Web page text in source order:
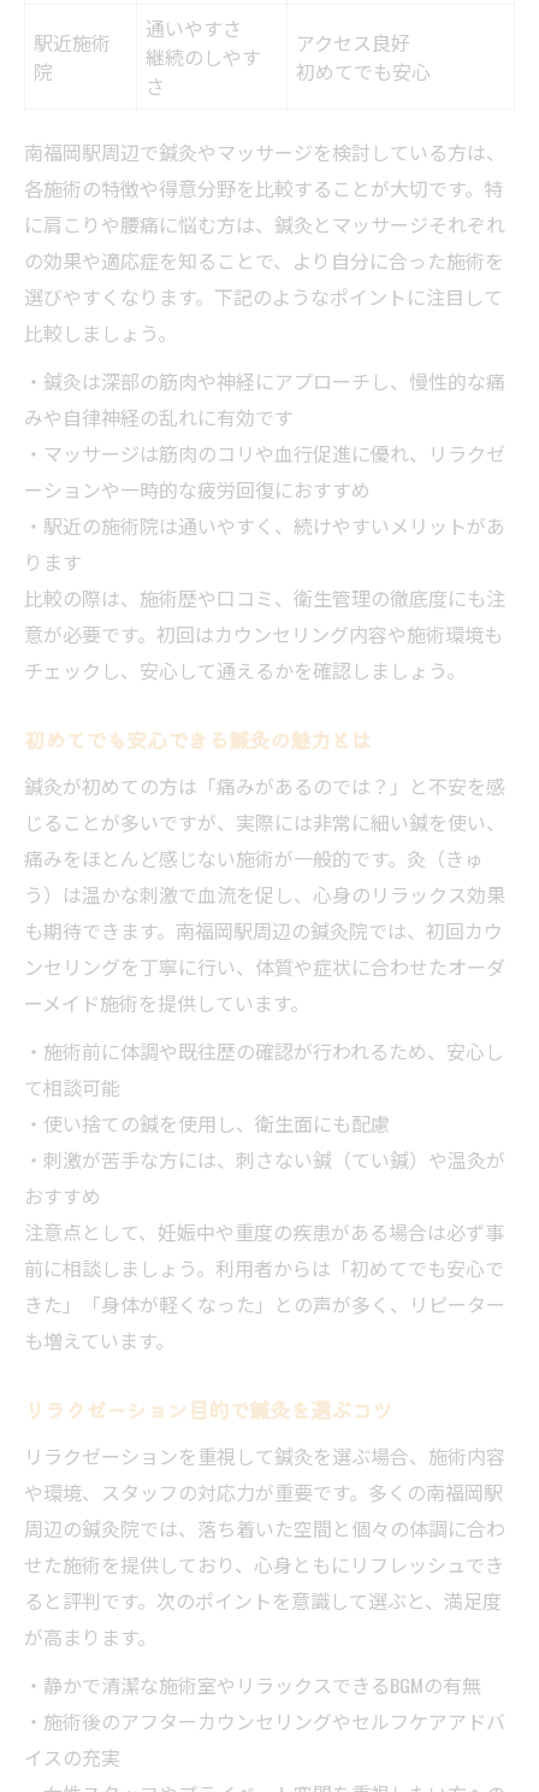
疲労回復にはどちらが最適？
症状に合わせたベストな施術の選び方
両方組み合わせるメリットとは
駅近で受ける鍼灸が健康維持に役立つ理由
駅近鍼灸院で通いやすさを比較表で確認
忙しい方でも続けやすい鍼灸の魅力
健康維持に役立つ鍼灸のポイント
駅周辺で受ける鍼灸のメリットとは
リラクゼーションも叶う鍼灸施術の流れ
鍼灸施術の基本的な流れを表でチェック
リラックス効果を高める鍼灸施術の特徴
初めてでも安心できる施術体験談
施術前後の過ごし方と注意点
慢性的な不調改善なら鍼灸が選ばれる理由
慢性不調に鍼灸が選ばれる理由を解説
不調改善を目指す鍼灸の活用術
長年の悩みを解消した体験談
駅近施術
院
通いやすさ
継続のしやす
さ
アクセス良好
初めてでも安心
南福岡駅周辺で鍼灸やマッサージを検討している方は、
各施術の特徴や得意分野を比較することが大切です。特
に肩こりや腰痛に悩む方は、鍼灸とマッサージそれぞれ
の効果や適応症を知ることで、より自分に合った施術を
選びやすくなります。下記のようなポイントに注目して
比較しましょう。
・鍼灸は深部の筋肉や神経にアプローチし、慢性的な痛
みや自律神経の乱れに有効です
・マッサージは筋肉のコリや血行促進に優れ、リラクゼ
ーションや一時的な疲労回復におすすめ
・駅近の施術院は通いやすく、続けやすいメリットがあ
ります
比較の際は、施術歴や口コミ、衛生管理の徹底度にも注
意が必要です。初回はカウンセリング内容や施術環境も
チェックし、安心して通えるかを確認しましょう。
初めてでも安心できる鍼灸の魅力とは
鍼灸が初めての方は「痛みがあるのでは？」と不安を感
じることが多いですが、実際には非常に細い鍼を使い、
痛みをほとんど感じない施術が一般的です。灸（きゅ
う）は温かな刺激で血流を促し、心身のリラックス効果
も期待できます。南福岡駅周辺の鍼灸院では、初回カウ
ンセリングを丁寧に行い、体質や症状に合わせたオーダ
ーメイド施術を提供しています。
・施術前に体調や既往歴の確認が行われるため、安心し
て相談可能
・使い捨ての鍼を使用し、衛生面にも配慮
・刺激が苦手な方には、刺さない鍼（てい鍼）や温灸が
おすすめ
注意点として、妊娠中や重度の疾患がある場合は必ず事
前に相談しましょう。利用者からは「初めてでも安心で
きた」「身体が軽くなった」との声が多く、リピーター
も増えています。
リラクゼーション目的で鍼灸を選ぶコツ
リラクゼーションを重視して鍼灸を選ぶ場合、施術内容
や環境、スタッフの対応力が重要です。多くの南福岡駅
周辺の鍼灸院では、落ち着いた空間と個々の体調に合わ
せた施術を提供しており、心身ともにリフレッシュでき
ると評判です。次のポイントを意識して選ぶと、満足度
が高まります。
・静かで清潔な施術室やリラックスできるBGMの有無
・施術後のアフターカウンセリングやセルフケアアドバ
イスの充実